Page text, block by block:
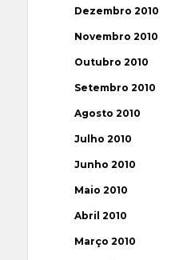
Dezembro 2010
Novembro 2010
Outubro 2010
Setembro 2010
Agosto 2010
Julho 2010
Junho 2010
Maio 2010
Abril 2010
Março 2010